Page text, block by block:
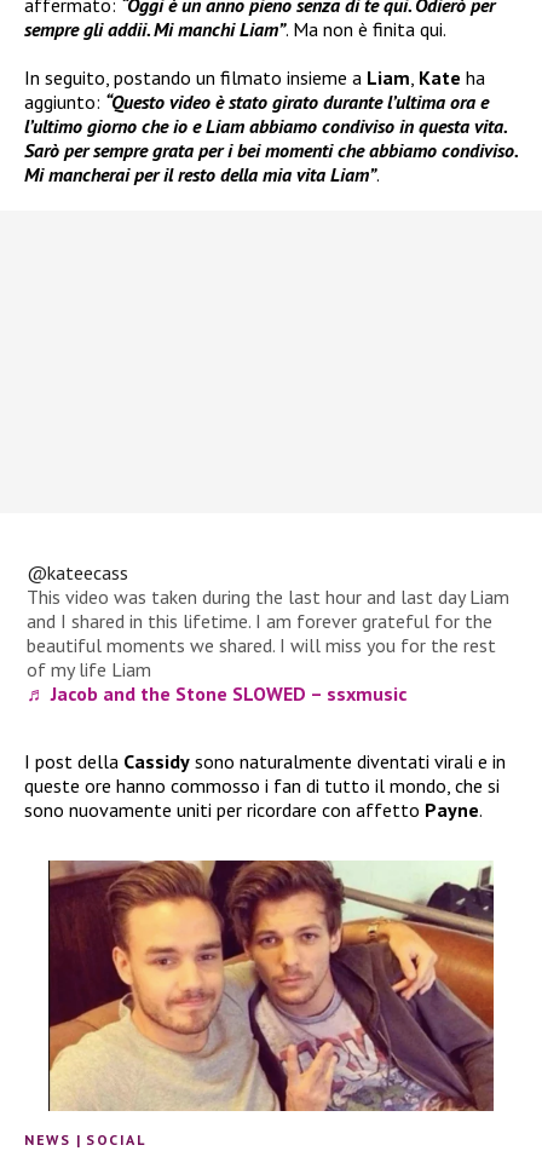
affermato: “Oggi è un anno pieno senza di te qui. Odierò per
sempre gli addii. Mi manchi Liam”. Ma non è finita qui.
In seguito, postando un filmato insieme a Liam, Kate ha
aggiunto: “Questo video è stato girato durante l’ultima ora e
l’ultimo giorno che io e Liam abbiamo condiviso in questa vita.
Sarò per sempre grata per i bei momenti che abbiamo condiviso.
Mi mancherai per il resto della mia vita Liam”.
@kateecass
This video was taken during the last hour and last day Liam
and I shared in this lifetime. I am forever grateful for the
beautiful moments we shared. I will miss you for the rest
of my life Liam
♬ Jacob and the Stone SLOWED – ssxmusic
I post della Cassidy sono naturalmente diventati virali e in
queste ore hanno commosso i fan di tutto il mondo, che si
sono nuovamente uniti per ricordare con affetto Payne.
NEWS | SOCIAL